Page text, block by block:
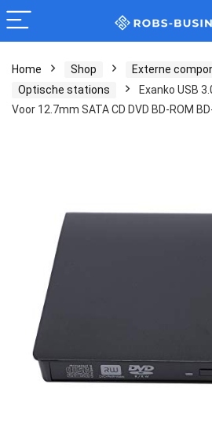
Home Shop
Externe
Optische stations
Exanko USB
Voor 12.7mm SATA CD DVD BD-ROM